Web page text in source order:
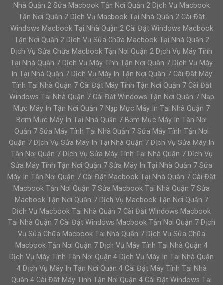
Nhà Quận 2 Sửa Macbook Tận Nơi Quận 2 Dịch Vụ Macbook
Tận Nơi Quận 2 Dịch Vụ Macbook Tại Nhà Quận 2 Cài Đặt
Windows Macbook Tại Nhà Quận 2 Cài Đặt Windows Macbook
Tận Nơi Quận 2 Dịch Vụ Sửa Chữa Macbook Tại Nhà Quận 2
Dịch Vụ Sửa Chữa Macbook Tận Nơi Quận 2 Dịch Vụ Máy Tính
Tại Nhà Quận 7 Dịch Vụ Máy Tính Tận Nơi Quận 7 Dịch Vụ Máy
In Tại Nhà Quận 7 Dịch Vụ Máy In Tận Nơi Quận 7 Cài Đặt Máy
Tính Tại Nhà Quận 7 Cài Đặt Máy Tính Tận Nơi Quận 7 Cài Đặt
Windows Tại Nhà Quận 7 Cài Đặt Windows Tận Nơi Quận 7 Nạp
Mực Máy In Tận Nơi Quận 7 Nạp Mực Máy In Tại Nhà Quận 7
Bơm Mực Máy In Tại Nhà Quận 7 Bơm Mực Máy In Tận Nơi
Quận 7 Sửa Máy Tính Tại Nhà Quận 7 Sửa Máy Tính Tận Nơi
Quận 7 Dịch Vụ Sửa Máy In Tại Nhà Quận 7 Dịch Vụ Sửa Máy In
Tận Nơi Quận 7 Dịch Vụ Sửa Máy Tính Tại Nhà Quận 7 Dịch Vụ
Sửa Máy Tính Tận Nơi Quận 7 Sửa Máy In Tại Nhà Quận 7 Sửa
Máy In Tận Nơi Quận 7 Cài Đặt Macbook Tại Nhà Quận 7 Cài Đặt
Macbook Tận Nơi Quận 7 Sửa Macbook Tại Nhà Quận 7 Sửa
Macbook Tận Nơi Quận 7 Dịch Vụ Macbook Tận Nơi Quận 7
Dịch Vụ Macbook Tại Nhà Quận 7 Cài Đặt Windows Macbook
Tại Nhà Quận 7 Cài Đặt Windows Macbook Tận Nơi Quận 7 Dịch
Vụ Sửa Chữa Macbook Tại Nhà Quận 7 Dịch Vụ Sửa Chữa
Macbook Tận Nơi Quận 7 Dịch Vụ Máy Tính Tại Nhà Quận 4
Dịch Vụ Máy Tính Tận Nơi Quận 4 Dịch Vụ Máy In Tại Nhà Quận
4 Dịch Vụ Máy In Tận Nơi Quận 4 Cài Đặt Máy Tính Tại Nhà
Quận 4 Cài Đặt Máy Tính Tận Nơi Quận 4 Cài Đặt Windows Tại